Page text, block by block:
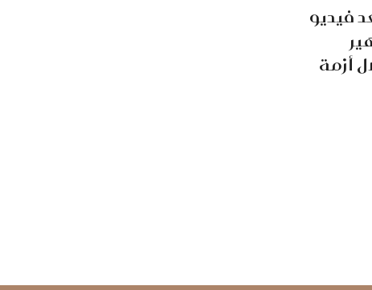
فيديو
أزمة